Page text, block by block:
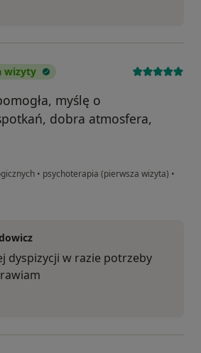
wizyty
myślę o
dobra atmosfera,
• psychoterapia (pierwsza wizyta) •
dyspizycji w razie potrzeby